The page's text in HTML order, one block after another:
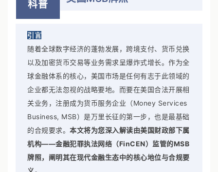
引言
随着全球数字经济的蓬勃发展，跨境支付、货币兑换
以及加密货币交易等业务需求呈爆炸式增长。作为全
球金融体系的核心，美国市场是任何有志于此领域的
企业都无法忽视的战略要地。而要在美国合法开展相
关业务，注册成为货币服务企业（Money Services
Business, MSB）是万里长征的第一步，也是最基础
的合规要求。本文将为您深入解读由美国财政部下属
机构——金融犯罪执法网络（FinCEN）监管的MSB
牌照，阐明其在现代金融生态中的核心地位与合规要